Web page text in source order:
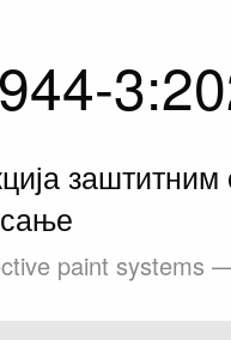
paint systems